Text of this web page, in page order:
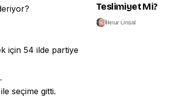
için 54 ilde partiye
seçime gitti.
Teslimiyet Mi?
İlknur Ünsal